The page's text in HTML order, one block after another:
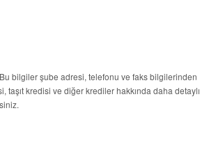
bilgiler şube adresi, telefonu ve faks bilgilerinden
taşıt kredisi ve diğer krediler hakkında daha detaylı